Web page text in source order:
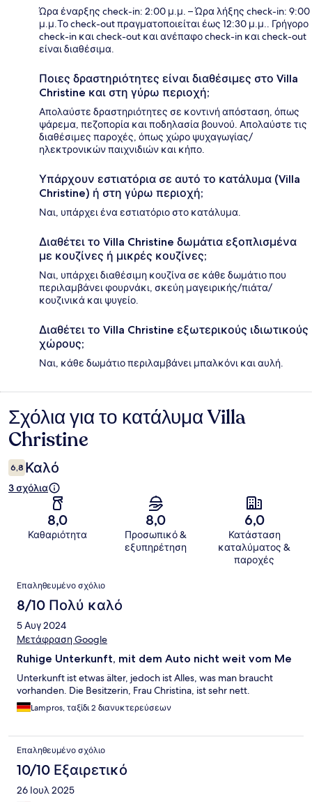
Ώρα έναρξης check-in: 2:00 μ.μ. – Ώρα λήξης check-in: 9:00
μ.μ.Το check-out πραγματοποιείται έως 12:30 μ.μ.. Γρήγορο
check-in και check-out και ανέπαφο check-in και check-out
είναι διαθέσιμα.
Ποιες δραστηριότητες είναι διαθέσιμες στο Villa
Christine και στη γύρω περιοχή;
Απολαύστε δραστηριότητες σε κοντινή απόσταση, όπως
ψάρεμα, πεζοπορία και ποδηλασία βουνού. Απολαύστε τις
διαθέσιμες παροχές, όπως χώρο ψυχαγωγίας/
ηλεκτρονικών παιχνιδιών και κήπο.
Υπάρχουν εστιατόρια σε αυτό το κατάλυμα (Villa
Christine) ή στη γύρω περιοχή;
Ναι, υπάρχει ένα εστιατόριο στο κατάλυμα.
Διαθέτει το Villa Christine δωμάτια εξοπλισμένα
με κουζίνες ή μικρές κουζίνες;
Ναι, υπάρχει διαθέσιμη κουζίνα σε κάθε δωμάτιο που
περιλαμβάνει φουρνάκι, σκεύη μαγειρικής/πιάτα/
κουζινικά και ψυγείο.
Διαθέτει το Villa Christine εξωτερικούς ιδιωτικούς
χώρους;
Ναι, κάθε δωμάτιο περιλαμβάνει μπαλκόνι και αυλή.
Σχόλια
Σχόλια για το κατάλυμα Villa
Christine
6,8 Καλό
3 σχόλια
8,0
Καθαριότητα
8,0
Προσωπικό &
εξυπηρέτηση
6,0
Κατάσταση
καταλύματος &
παροχές
Σχόλια
Επαληθευμένο σχόλιο
8/10 Πολύ καλό
5 Αυγ 2024
Μετάφραση Google
Ruhige Unterkunft, mit dem Auto nicht weit vom Me
Unterkunft ist etwas älter, jedoch ist Alles, was man braucht
vorhanden. Die Besitzerin, Frau Christina, ist sehr nett.
Lampros, ταξίδι 2 διανυκτερεύσεων
Επαληθευμένο σχόλιο
10/10 Εξαιρετικό
26 Ιουλ 2025